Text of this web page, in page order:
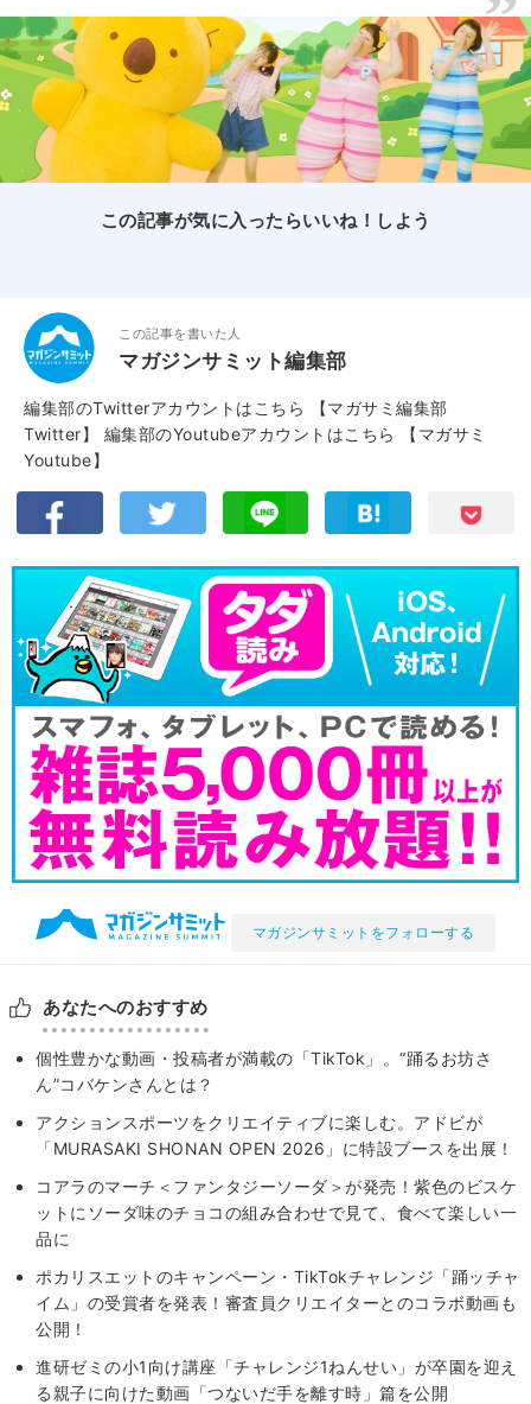
この記事が気に入ったらいいね！しよう
この記事を書いた人
マガジンサミット編集部
編集部のTwitterアカウントはこちら
【マガサミ編集部
Twitter】
編集部のYoutubeアカウントはこちら
【マガサミ
Youtube】
マガジンサミットをフォローする
あなたへのおすすめ
個性豊かな動画・投稿者が満載の「TikTok」。“踊るお坊さ
ん”コバケンさんとは？
アクションスポーツをクリエイティブに楽しむ。アドビが
「MURASAKI SHONAN OPEN 2026」に特設ブースを出展！
コアラのマーチ＜ファンタジーソーダ＞が発売！紫色のビスケ
ットにソーダ味のチョコの組み合わせで見て、食べて楽しい一
品に
ポカリスエットのキャンペーン・TikTokチャレンジ「踊ッチャ
イム」の受賞者を発表！審査員クリエイターとのコラボ動画も
公開！
進研ゼミの小1向け講座「チャレンジ1ねんせい」が卒園を迎え
る親子に向けた動画「つないだ手を離す時」篇を公開